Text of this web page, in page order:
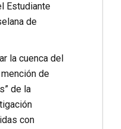
Estudiante
de
la cuenca del
de
de la
con